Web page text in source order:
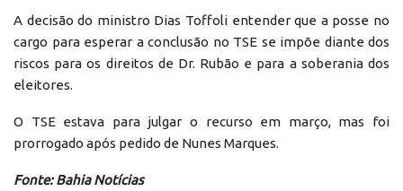
A decisão do ministro Dias Toffoli entender que a posse no
cargo para esperar a conclusão no TSE se impõe diante dos
riscos para os direitos de Dr. Rubão e para a soberania dos
eleitores.
O TSE estava para julgar o recurso em março, mas foi
prorrogado após pedido de Nunes Marques.
Fonte: Bahia Notícias